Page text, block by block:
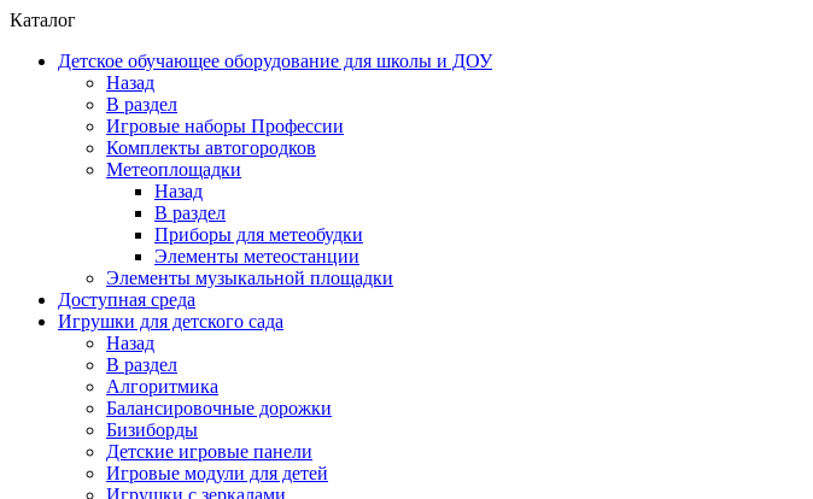
Каталог
Детское обучающее оборудование для школы и ДОУ
Назад
В раздел
Игровые наборы Профессии
Комплекты автогородков
Метеоплощадки
Назад
В раздел
Приборы для метеобудки
Элементы метеостанции
Элементы музыкальной площадки
Доступная среда
Игрушки для детского сада
Назад
В раздел
Алгоритмика
Балансировочные дорожки
Бизиборды
Детские игровые панели
Игровые модули для детей
Игрушки с зеркалами